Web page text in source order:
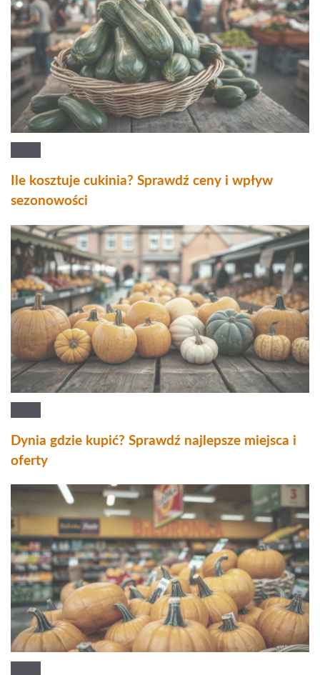
Ile kosztuje cukinia? Sprawdź ceny i wpływ
sezonowości
Dynia gdzie kupić? Sprawdź najlepsze miejsca i
oferty